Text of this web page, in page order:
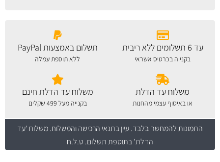
עד 6 תשלומים ללא ריבית
בקנייה בכרטיס אשראי
תשלום באמצעות PayPal
ללא תוספת עמלה
משלוח עד הדלת
או באיסוף עצמי מהחנות
משלוח עד הדלת חינם
בקנייה מעל 499 שקלים
התמונות להמחשה בלבד.עיין בתנאי הרכישה והמשלוח. משלוח 'עד
הדלת' בתוספת תשלום. ט.ל.ח